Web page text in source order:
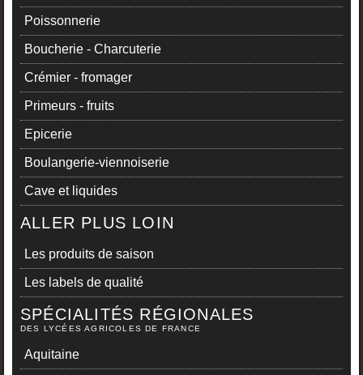
Poissonnerie
Boucherie - Charcuterie
Crémier - fromager
Primeurs - fruits
Epicerie
Boulangerie-viennoiserie
Cave et liquides
ALLER PLUS LOIN
Les produits de saison
Les labels de qualité
SPÉCIALITÉS RÉGIONALES
DES LYCÉES AGRICOLES DE FRANCE
Aquitaine